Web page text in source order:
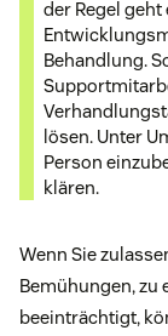
der Regel
Behandlung.
lösen. Unter
Person
klären.
Wenn Sie
Bemühungen, zu
beeinträchtigt,